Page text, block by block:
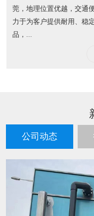
莞，地理位置优越，交通
力于为客户提供耐用、稳
品，...
公司动态